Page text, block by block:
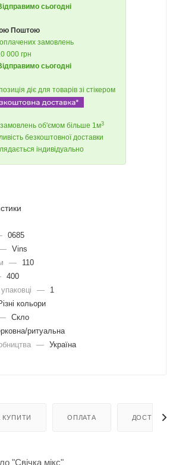
сьогодні
Поштою
замовлень
000 грн
сьогодні
діє для товарів зі стікером
об'ємом більше 1м3
безкоштовної доставки
індивідуально
0685
Vins
—
110
400
—
1
кольори
Скло
ритуальна
— Україна
КУПИТИ ОПЛАТА ДОСТАВКА
"Свічка мікс"